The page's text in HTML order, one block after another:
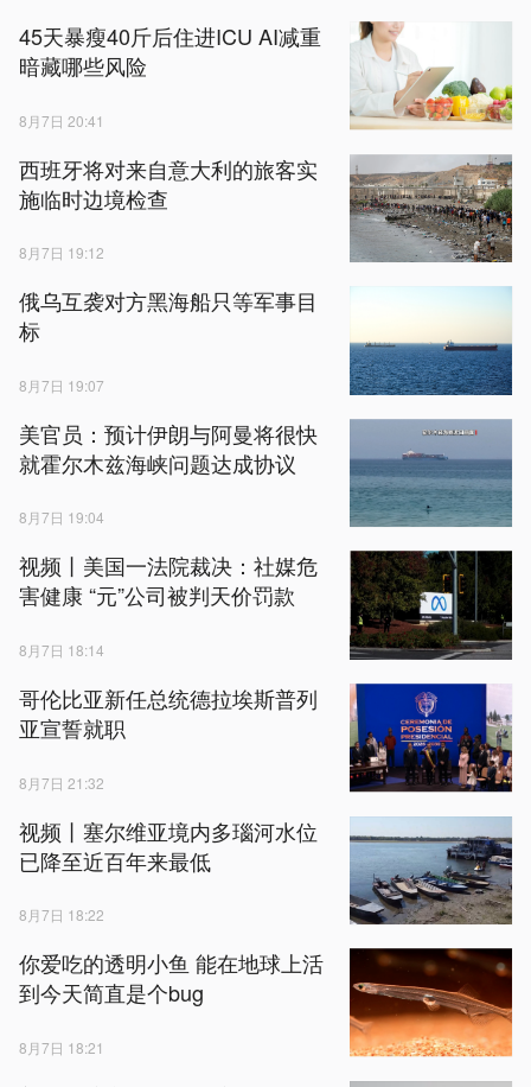
45天暴瘦40斤后住进ICU AI减重
暗藏哪些风险
8月7日 20:41
西班牙将对来自意大利的旅客实
施临时边境检查
8月7日 19:12
俄乌互袭对方黑海船只等军事目
标
8月7日 19:07
美官员：预计伊朗与阿曼将很快
就霍尔木兹海峡问题达成协议
8月7日 19:04
视频丨美国一法院裁决：社媒危
害健康 “元”公司被判天价罚款
8月7日 18:14
哥伦比亚新任总统德拉埃斯普列
亚宣誓就职
8月7日 21:32
视频丨塞尔维亚境内多瑙河水位
已降至近百年来最低
8月7日 18:22
你爱吃的透明小鱼 能在地球上活
到今天简直是个bug
8月7日 18:21